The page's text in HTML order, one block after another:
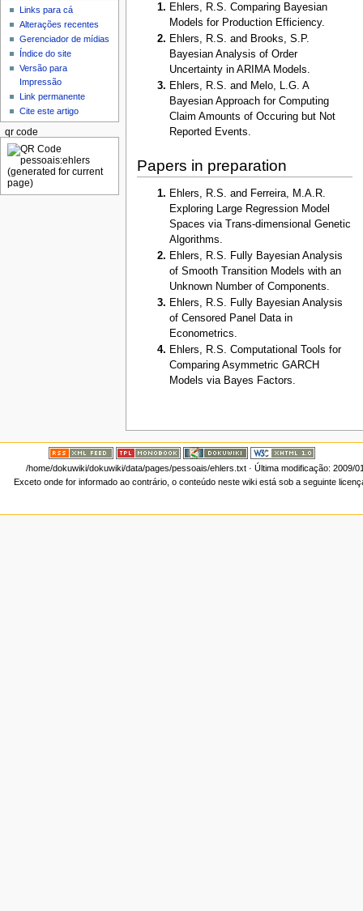
Ehlers, R.S. Comparing Bayesian
Models for Production Efficiency.
Ehlers, R.S. and Brooks, S.P.
Bayesian Analysis of Order
Uncertainty in ARIMA Models.
Ehlers, R.S. and Melo, L.G. A
Bayesian Approach for Computing
Claim Amounts of Occuring but Not
Reported Events.
Papers in preparation
Ehlers, R.S. and Ferreira, M.A.R.
Exploring Large Regression Model
Spaces via Trans-dimensional Genetic
Algorithms.
Ehlers, R.S. Fully Bayesian Analysis
of Smooth Transition Models with an
Unknown Number of Components.
Ehlers, R.S. Fully Bayesian Analysis
of Censored Panel Data in
Econometrics.
Ehlers, R.S. Computational Tools for
Comparing Asymmetric GARCH
Models via Bayes Factors.
Links para cá
Alterações recentes
Gerenciador de mídias
Índice do site
Versão para
Impressão
Link permanente
Cite este artigo
qr code
/home/dokuwiki/dokuwiki/data/pages/pessoais/ehlers.txt· Última modificação: 2009/
Exceto onde for informado ao contrário, o conteúdo neste wiki está sob a seguinte